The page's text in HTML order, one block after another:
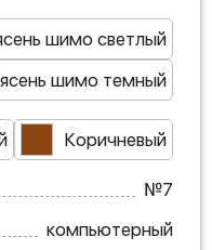
шимо светлый
ясень шимо темный
Коричневый
№7
компьютерный